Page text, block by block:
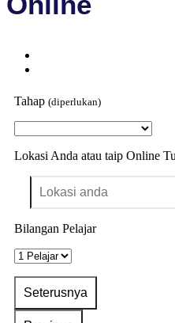
Tahap (diperlukan)
Lokasi Anda atau taip Online
Bilangan Pelajar